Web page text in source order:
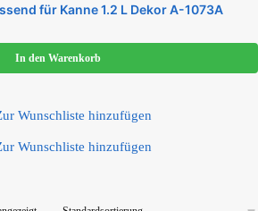
für Kanne 1.2 L Dekor A-1073A
In den Warenkorb
Wunschliste hinzufügen
Wunschliste hinzufügen